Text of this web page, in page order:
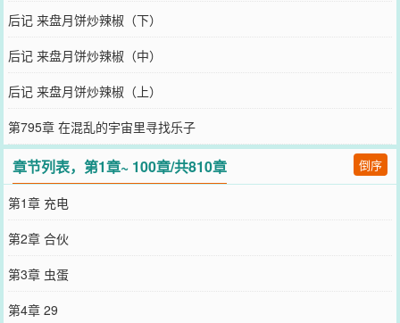
后记 来盘月饼炒辣椒（下）
后记 来盘月饼炒辣椒（中）
后记 来盘月饼炒辣椒（上）
第795章 在混乱的宇宙里寻找乐子
章节列表，第1章~ 100章/共810章 倒序
第1章 充电
第2章 合伙
第3章 虫蛋
第4章 29